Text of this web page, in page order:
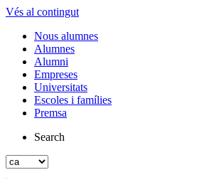
Vés al contingut
Nous alumnes
Alumnes
Alumni
Empreses
Universitats
Escoles i famílies
Premsa
Search